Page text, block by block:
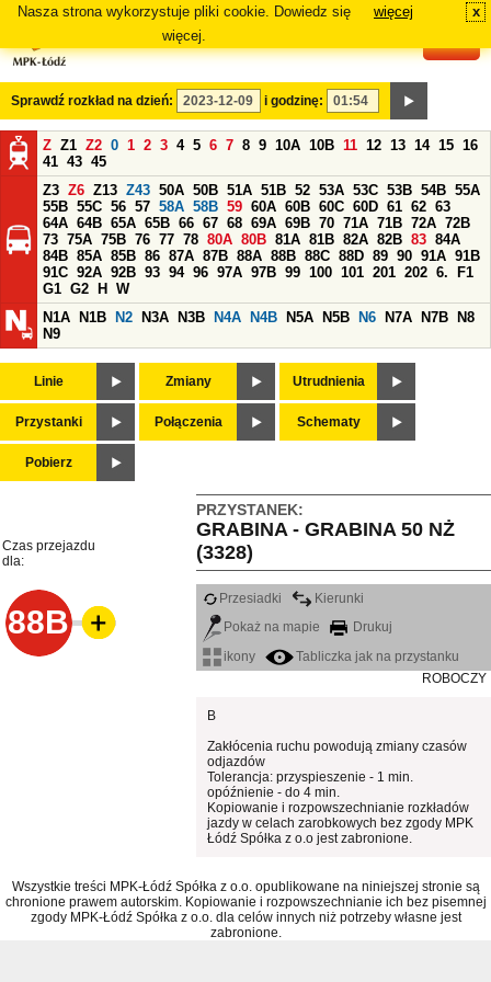
Nasza strona wykorzystuje pliki cookie. Dowiedz się
więcej.
więcej x
Sprawdź rozkład na dzień: i godzinę:
Z Z1 Z2 0 1 2 3 4 5 6 7 8 9 10A 10B 11 12 13 14 15 16
41 43 45
Z3 Z6 Z13 Z43 50A 50B 51A 51B 52 53A 53C 53B 54B 55A
55B 55C 56 57 58A 58B 59 60A 60B 60C 60D 61 62 63
64A 64B 65A 65B 66 67 68 69A 69B 70 71A 71B 72A 72B
73 75A 75B 76 77 78 80A 80B 81A 81B 82A 82B 83 84A
84B 85A 85B 86 87A 87B 88A 88B 88C 88D 89 90 91A 91B
91C 92A 92B 93 94 96 97A 97B 99 100 101 201 202 6.
F1
G1 G2 H
W
N1A
N1B N2 N3A N3B N4A N4B N5A N5B N6 N7A N7B
N8
N9
Linie Zmiany Utrudnienia
Przystanki Połączenia Schematy
Pobierz
PRZYSTANEK:
GRABINA - GRABINA 50 NŻ
(3328)
Czas przejazdu
dla:
88B
Przesiadki
Kierunki
Pokaż na mapie
Drukuj
ikony
Tabliczka jak na przystanku
ROBOCZY
B
Zakłócenia ruchu powodują zmiany czasów
odjazdów
Tolerancja: przyspieszenie - 1 min.
opóźnienie - do 4 min.
Kopiowanie i rozpowszechnianie rozkładów
jazdy w celach zarobkowych bez zgody MPK
Łódź Spółka z o.o jest zabronione.
Wszystkie treści MPK-Łódź Spółka z o.o. opublikowane na niniejszej stronie są
chronione prawem autorskim. Kopiowanie i rozpowszechnianie ich bez pisemnej
zgody MPK-Łódź Spółka z o.o. dla celów innych niż potrzeby własne jest
zabronione.